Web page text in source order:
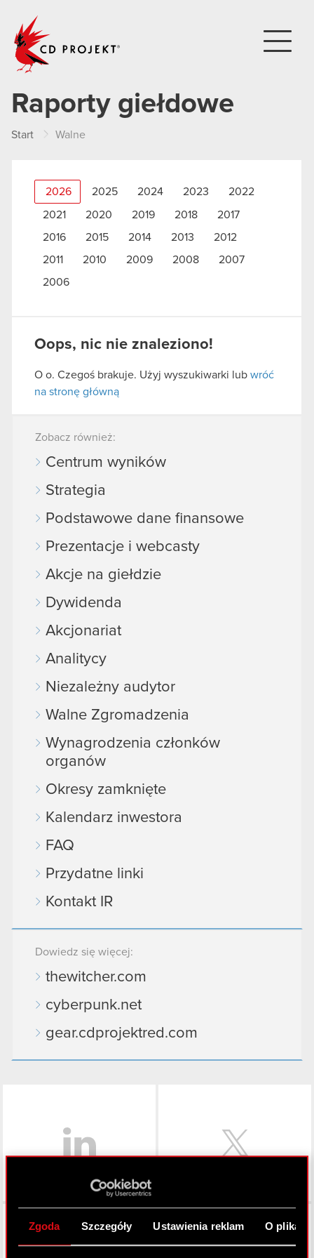
Zgoda Szczegóły Ustawienia reklam O
Raporty giełdowe
Start Walne
2026 2025 2024 2023 2022
2021 2020 2019 2018
2017
2016
2015 2014 2013
2012
2011
2010 2009 2008
2007
2006
Oops, nic nie znaleziono!
O o. Czegoś brakuje. Użyj wyszukiwarki lub wróć
na stronę główną
Zobacz również:
Centrum wyników
Strategia
Podstawowe dane finansowe
Prezentacje i webcasty
Akcje na giełdzie
Dywidenda
Akcjonariat
Analitycy
Niezależny audytor
Walne Zgromadzenia
Wynagrodzenia członków
organów
Okresy zamknięte
Kalendarz inwestora
FAQ
Przydatne linki
Kontakt IR
Dowiedz się więcej:
thewitcher.com
cyberpunk.net
gear.cdprojektred.com